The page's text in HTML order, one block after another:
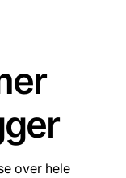
over hele